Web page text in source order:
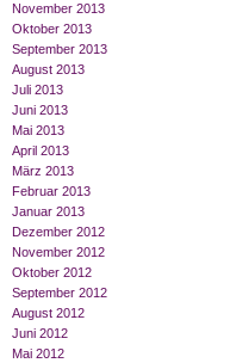
November 2013
Oktober 2013
September 2013
August 2013
Juli 2013
Juni 2013
Mai 2013
April 2013
März 2013
Februar 2013
Januar 2013
Dezember 2012
November 2012
Oktober 2012
September 2012
August 2012
Juni 2012
Mai 2012